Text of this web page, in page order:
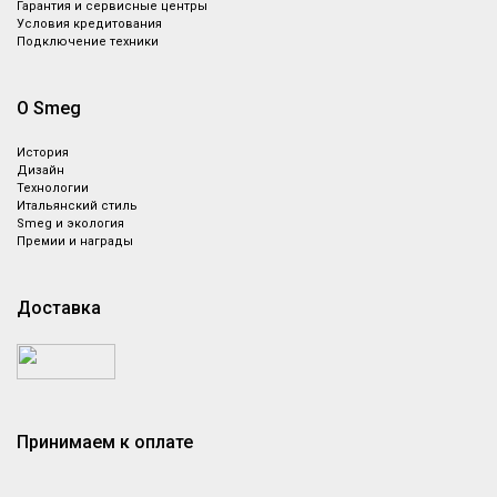
Гарантия и сервисные центры
Условия кредитования
Подключение техники
О Smeg
История
Дизайн
Технологии
Итальянский стиль
Smeg и экология
Премии и награды
Доставка
Принимаем к оплате